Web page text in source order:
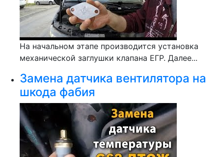
На начальном этапе производится установка
механической заглушки клапана ЕГР. Далее...
Замена датчика вентилятора на
шкода фабия